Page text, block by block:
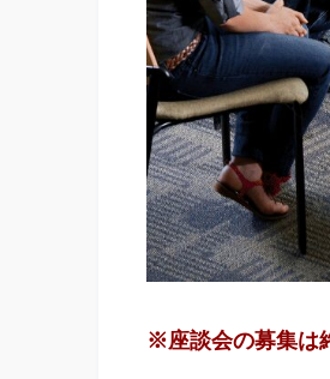
※座談会の募集は